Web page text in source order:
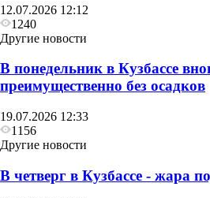
12.07.2026 12:12
1240
Другие новости
В понедельник в Кузбассе
преимущественно без осадков
19.07.2026 12:33
1156
Другие новости
В четверг в Кузбассе - жара